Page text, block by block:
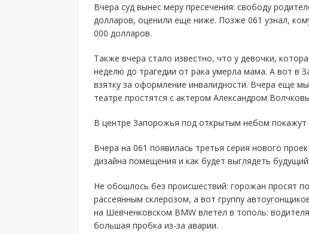
Вчера суд вынес меру пресечения: свободу
долларов, оценили еще ниже. Позже 061 узнал,
000 долларов.
Также вчера стало известно, что у девочки,
неделю до трагедии от рака умерла мама. А вот в
взятку за оформление инвалидности. Вчера еще
театре простятся с актером Александром
В центре Запорожья под открытым небом покажут
Вчера на 061 появилась третья серия нового
дизайна помещения и как будет выглядеть
Не обошлось без происшествий: горожан просят
рассеянным склерозом, а вот группу
на Шевченковском BMW влетел в тополь:
большая пробка из-за аварии.